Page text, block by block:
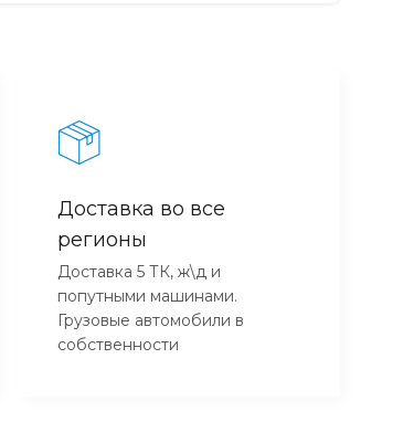
Доставка во все
регионы
Доставка 5 ТК, ж\д и
попутными машинами.
Грузовые автомобили в
собственности